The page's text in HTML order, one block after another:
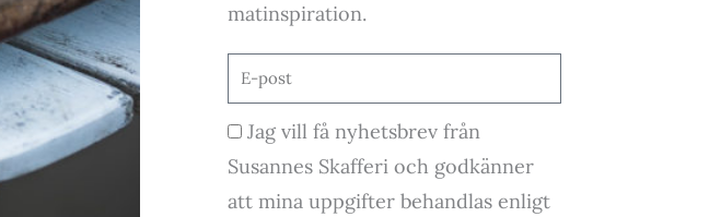
matinspiration.
E-
post
Godkännande
Jag vill få nyhetsbrev från
Susannes Skafferi och godkänner
att mina uppgifter behandlas enligt